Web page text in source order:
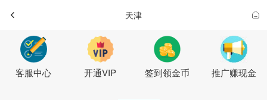
天津
客服中心 开通VIP 签到领金币 推广赚现金